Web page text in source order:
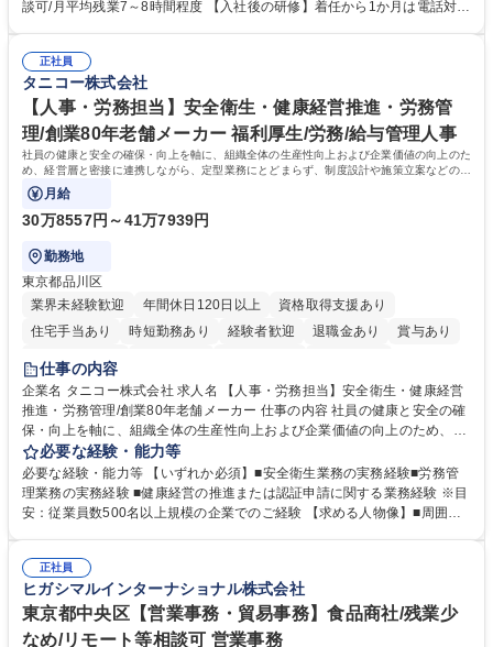
って対応、情報提供するとともにグループ内活動に反映しています。 【具
平均100件前後■メール・手紙：同上40件前後 募集職種 中野本社【お客様
相談室】お客様のお声をもとにより良い商品づくりへ貢献
談可/月平均残業7～8時間程度 【入社後の研修】着任から1か月は電話対応
すのでご安心ください。 【当社について】キリングループの広報機能を担
う会社として、お客様との出会いを大切にし、磨き上げたホスピタリティ
を込めてコミュニケーションをとりながら広報関連業務を行っておりま
す。 学歴・資格 学歴：大学院 大学 高専 短大 専修学校 高校 語学力： 資
格：
正社員
タニコー株式会社
【人事・労務担当】安全衛生・健康経営推進・労務管
理/創業80年老舗メーカー 福利厚生/労務/給与管理人事
社員の健康と安全の確保・向上を軸に、組織全体の生産性向上および企業価値の向上のた
め、経営層と密接に連携しながら、定型業務にとどまらず、制度設計や施策立案などの上
流工程から関与していただきます。
月給
30万8557円～41万7939円
勤務地
東京都品川区
業界未経験歓迎
年間休日120日以上
資格取得支援あり
住宅手当あり
時短勤務あり 経験者歓迎 退職金あり
賞与あり
完全週休2日制
寮・社宅あり
仕事の内容
企業名 タニコー株式会社 求人名 【人事・労務担当】安全衛生・健康経営
推進・労務管理/創業80年老舗メーカー 仕事の内容 社員の健康と安全の確
保・向上を軸に、組織全体の生産性向上および企業価値の向上のため、経
営層と密接に連携しながら、定型業務にとどまらず、制度設計や施策立案
などの上流工程から関与していただきます。 【主な業務内容】■安全衛生
業務（ストレスチェック、健康診断の運用、産業医との連携 など）■健康
経営認証取得に向けた企画・推進■労務管理（労働時間の分析、労働環境
を底上げすべく、ともにご活躍いただける方の増員募集となります。 募集
職種 【人事・労務担当】安全衛生・健康経営推進・労務管理/創業80年老
舗メーカー
必要な経験・能力等
必要な経験・能力等 【いずれか必須】■安全衛生業務の実務経験■労務管
理業務の実務経験 ■健康経営の推進または認証申請に関する業務経験 ※目
安：従業員数500名以上規模の企業でのご経験 【求める人物像】■周囲
部門と連携しながら業務を推進できる方■Excelや労務管理システムの実務
使用経験をお持ちの方 学歴・資格 学歴：大学院 大学 高専 短大 専修学校
高校 語学力： 資格：
正社員
ヒガシマルインターナショナル株式会社
東京都中央区【営業事務・貿易事務】食品商社/残業少
なめ/リモート等相談可 営業事務